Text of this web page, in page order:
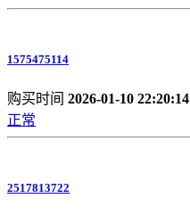
1575475114
购买时间 2026-01-10 22:20:14
正常
2517813722